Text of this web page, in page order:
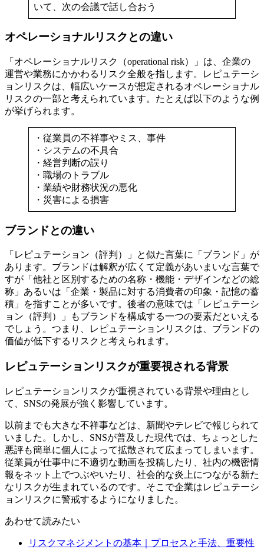
いて、次の会議で話し合おう
オペレーショナルリスクとの違い
「オペレーショナルリスク（operational risk）」は、企業の
運営や業務にかかわるリスク全般を指します。レピュテーシ
ョンリスクは、幅広いケースが想定されるオペレーショナル
リスクの一部と考えられています。たとえば以下のような例
が挙げられます。
・従業員の不祥事やミス、事件
・システムの不具合
・経営判断の誤り
・職場のトラブル
・業績や財務状況の悪化
・災害による損害
ブランドとの違い
「レピュテーション（評判）」と似た言葉に「ブランド」が
あります。ブランドは解釈が広くて定義があいまいな言葉で
すが「他社と区別するための名称・機能・デザインなどの総
称」あるいは「企業・製品に対する消費者の印象・記憶の蓄
積」を指すことが多いです。後者の意味では「レピュテーシ
ョン（評判）」もブランドを構成する一つの要素だといえる
でしょう。つまり、レピュテーションリスクは、ブランドの
価値が低下するリスクと考えられます。
レピュテーションリスクが重要視される背景
レピュテーションリスクが重視されている背景や理由とし
て、SNSの発展が強く影響しています。
以前までも大きな不祥事などは、新聞やテレビで報じられて
いました。しかし、SNSが普及した現代では、ちょっとした
悪評も簡単に個人によって拡散されて広まってしまいます。
従業員が仕事中に不適切な動画を投稿したり、社内の機密情
報をネット上でつぶやいたり、社会的な炎上につながる新た
なリスクが生まれているのです。そこで企業はレピュテーシ
ョンリスクに警戒するようになりました。
あわせて読みたい
リスクマネジメントの基本｜プロセスと手法、重要性